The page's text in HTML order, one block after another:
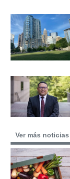
Ver más noticias